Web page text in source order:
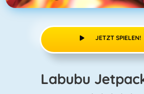
JETZT SPIELEN!
Labubu